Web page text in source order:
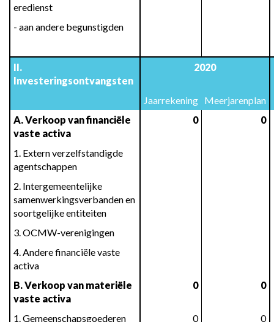
eredienst
- aan andere begunstigden
II.
Investeringsontvangsten
2020
Jaarrekening Meerjarenplan
A. Verkoop van financiële
vaste activa
0 0
1. Extern verzelfstandigde
agentschappen
2. Intergemeentelijke
samenwerkingsverbanden en
soortgelijke entiteiten
3. OCMW-verenigingen
4. Andere financiële vaste
activa
B. Verkoop van materiële
vaste activa
0 0
1. Gemeenschapsgoederen
0 0